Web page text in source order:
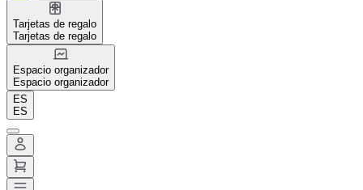
Tarjetas de regalo
Tarjetas de regalo
Espacio organizador
Espacio organizador
ES
ES